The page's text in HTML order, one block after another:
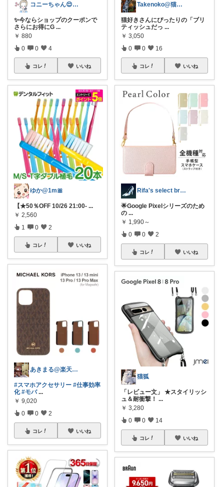
コニーちゃん😌今日もご褒美タイム✨
✨今ならショップのクーポンで
さらにお得にG ...
￥ 880
0 0 4
コレ いいね
ゆか@1m🎀
【★50％OFF 10/26 21:00- ...
￥ 2,560
1 0 2
コレ いいね
あきまる@楽天マニア
#スマホアクセサリー #仕事効率
化 #モバ ...
￥ 9,020
0 0 2
コレ いいね
Takenoko@猫関連グッズ中心です！
猫好きさんにぴったりの「ブリ
ティッシュだっ ...
￥ 3,050
0 0 16
コレ いいね
Rifa's select branch
🌟Google Pixelシリーズのため
の ...
￥ 1,990～
0 0 2
コレ いいね
猫狐
「レビュー文」 ★スタイリッシ
ュ＆耐衝撃！ ...
￥ 3,280
0 0 14
コレ いいね